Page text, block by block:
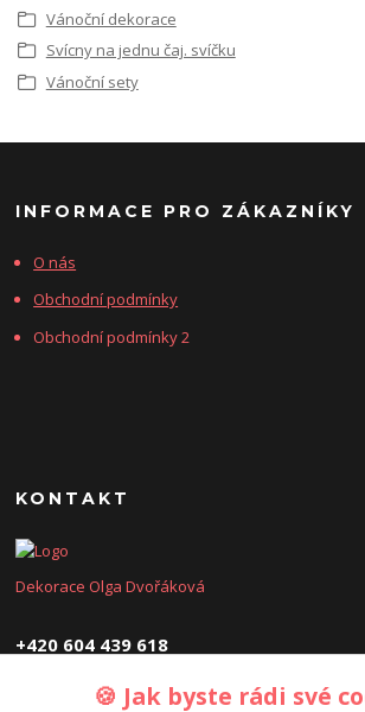
Vánoční dekorace
Svícny na jednu čaj. svíčku
Vánoční sety
INFORMACE PRO ZÁKAZNÍKY
O nás
Obchodní podmínky
Obchodní podmínky 2
KONTAKT
Dekorace Olga Dvořáková
+420 604 439 618
dekoraceolga@seznam.cz
🍪 Jak byste rádi své